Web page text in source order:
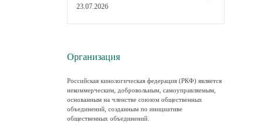
23.07.2026
Организация
Российская кинологическая федерация (РКФ) является
некоммерческим, добровольным, самоуправляемым,
основанным на членстве союзом общественных
объединений, созданным по инициативе
общественных объединений.